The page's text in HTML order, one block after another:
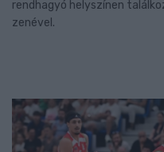
rendhagyó helyszínen
zenével.